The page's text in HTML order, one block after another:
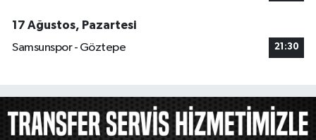
17 Ağustos, Pazartesi
Samsunspor - Göztepe
21:30